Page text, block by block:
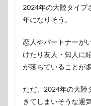
2024年の大陸タイプ
年になりそう。
恋人やパートナーが
けたり友人・知人に
が落ちていることが
ただ、2024年の大陸
きてしまいそうな運